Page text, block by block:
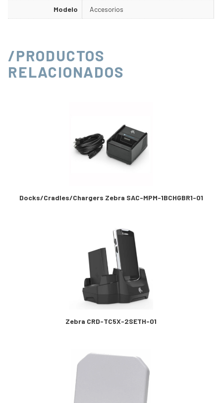
Modelo Accesorios
/PRODUCTOS
RELACIONADOS
Docks/Cradles/Chargers Zebra SAC-MPM-1BCHGBR1-01
Zebra CRD-TC5X-2SETH-01